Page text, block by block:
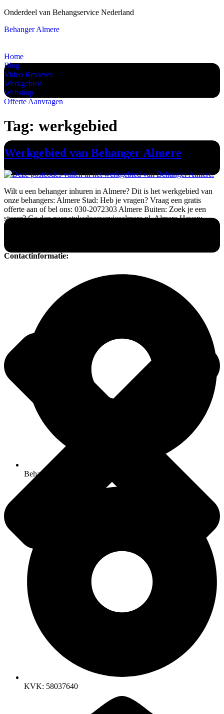
Onderdeel van Behangservice Nederland
Behanger Almere
Home
Blog
Video Reviews
Werkgebied
Webshop
Offerte Aanvragen
Tag: werkgebied
Werkgebied van Behanger Almere
Wilt u een behanger inhuren in Almere? Dit is het werkgebied van
onze behangers: Almere Stad: Heb je vragen? Vraag een gratis
offerte aan of bel ons: 030-2072303 Almere Buiten: Zoek je een
stucer? Ga dan naar stukadoorservicealmere.nl. Almere Haven:
Zoek je een vliesbehanger? Ga dan naar vliesbehangalmere.nl.
Contactinformatie:
Behanger Almere
KVK: 58037640